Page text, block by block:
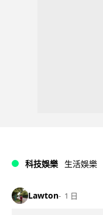
科技娛樂 生活娛樂
Lawton 1 日